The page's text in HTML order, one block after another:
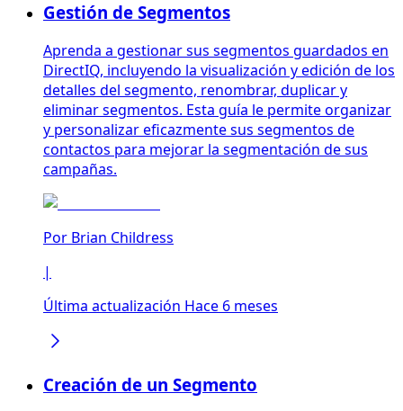
Gestión de Segmentos
Aprenda a gestionar sus segmentos guardados en
DirectIQ, incluyendo la visualización y edición de los
detalles del segmento, renombrar, duplicar y
eliminar segmentos. Esta guía le permite organizar
y personalizar eficazmente sus segmentos de
contactos para mejorar la segmentación de sus
campañas.
Por Brian Childress
|
Última actualización Hace 6 meses
Creación de un Segmento